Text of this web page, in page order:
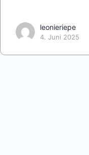
leonieriepe
4. Juni 2025